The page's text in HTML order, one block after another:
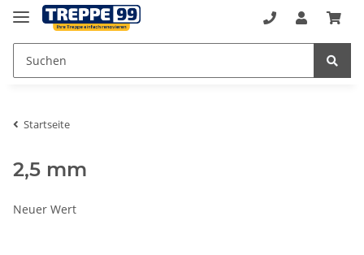
Startseite
2,5 mm
Neuer Wert